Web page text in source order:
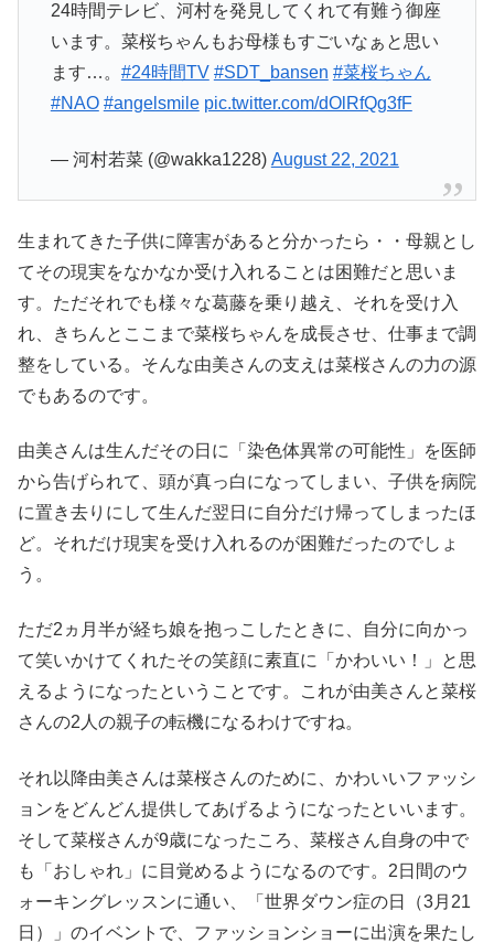
24時間テレビ、河村を発見してくれて有難う御座
います。菜桜ちゃんもお母様もすごいなぁと思い
ます…。 #24時間TV #SDT_bansen #菜桜ちゃん
#NAO #angelsmile pic.twitter.com/dOlRfQg3fF
— 河村若菜 (@wakka1228) August 22, 2021
生まれてきた子供に障害があると分かったら・・母親とし
てその現実をなかなか受け入れることは困難だと思いま
す。ただそれでも様々な葛藤を乗り越え、それを受け入
れ、きちんとここまで菜桜ちゃんを成長させ、仕事まで調
整をしている。そんな由美さんの支えは菜桜さんの力の源
でもあるのです。
由美さんは生んだその日に「染色体異常の可能性」を医師
から告げられて、頭が真っ白になってしまい、子供を病院
に置き去りにして生んだ翌日に自分だけ帰ってしまったほ
ど。それだけ現実を受け入れるのが困難だったのでしょ
う。
ただ2ヵ月半が経ち娘を抱っこしたときに、自分に向かっ
て笑いかけてくれたその笑顔に素直に「かわいい！」と思
えるようになったということです。これが由美さんと菜桜
さんの2人の親子の転機になるわけですね。
それ以降由美さんは菜桜さんのために、かわいいファッシ
ョンをどんどん提供してあげるようになったといいます。
そして菜桜さんが9歳になったころ、菜桜さん自身の中で
も「おしゃれ」に目覚めるようになるのです。2日間のウ
ォーキングレッスンに通い、「世界ダウン症の日（3月21
日）」のイベントで、ファッションショーに出演を果たし